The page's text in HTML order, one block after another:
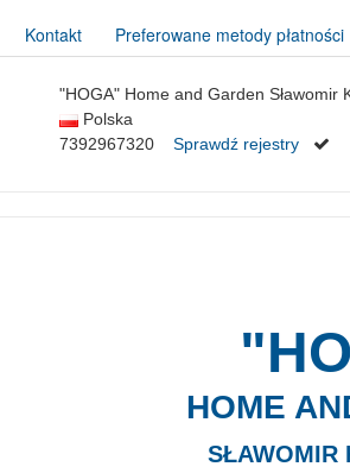
Kontakt Preferowane metody płatności
"HOGA" Home and Garden Sławomir
Polska
7392967320 Sprawdź rejestry
HOME
SŁAWOMIR